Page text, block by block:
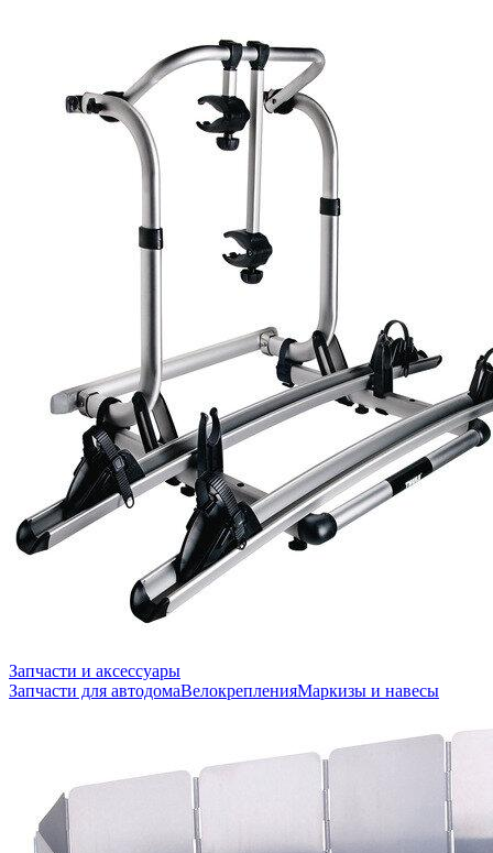
Запчасти и аксессуары
Запчасти для автодомаВелокрепленияМаркизы и навесы